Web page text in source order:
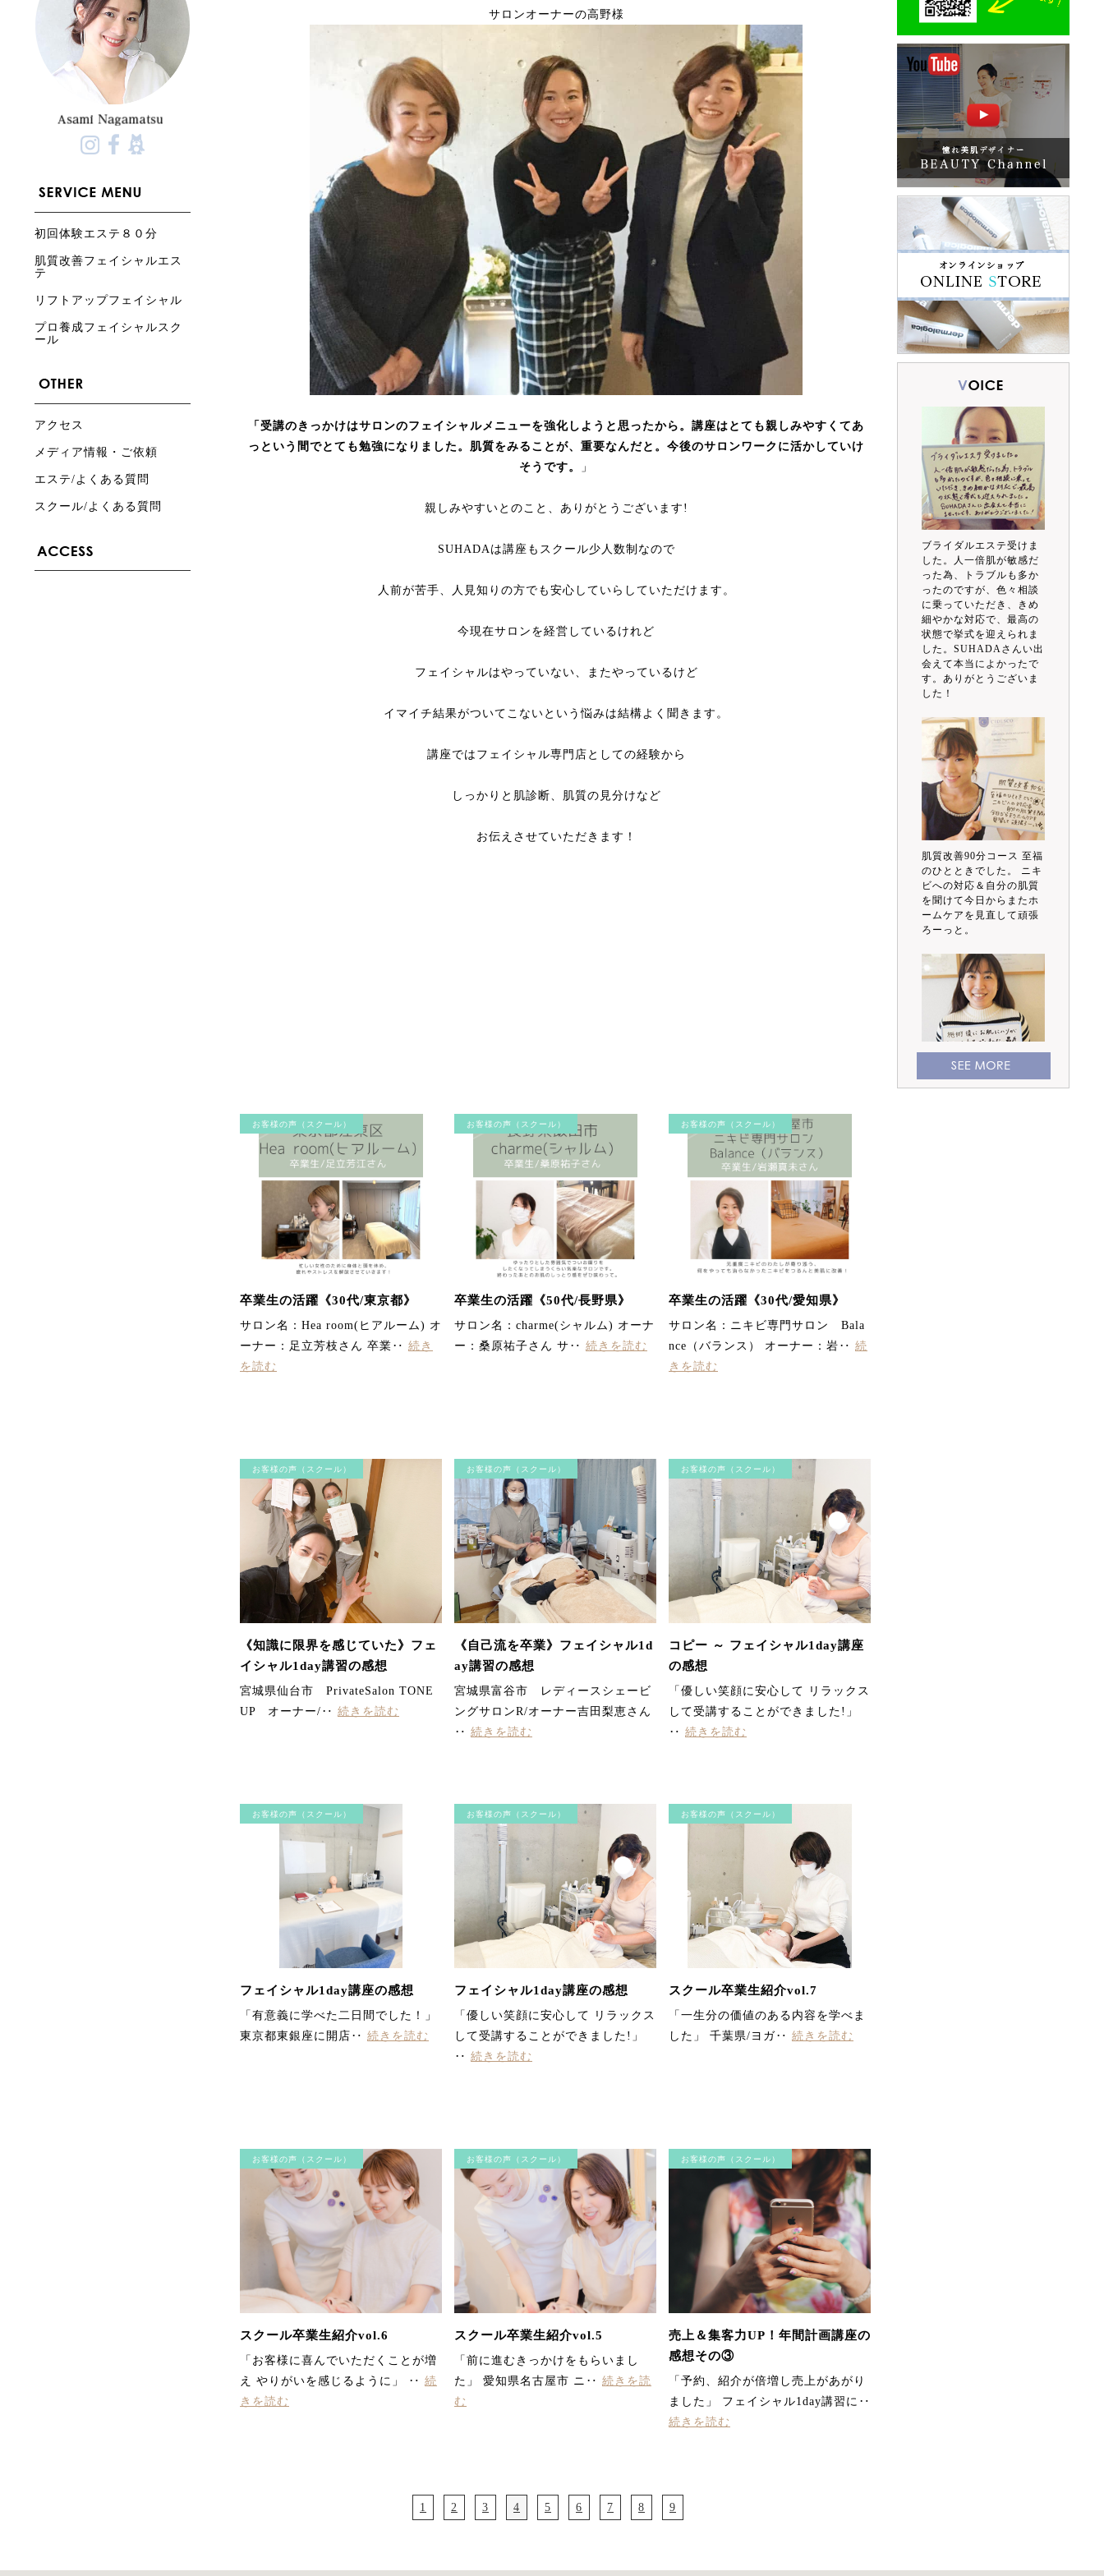
初回体験エステ８０分
肌質改善フェイシャルエス
テ
リフトアップフェイシャル
プロ養成フェイシャルスク
ール
アクセス
メディア情報・ご依頼
エステ/よくある質問
スクール/よくある質問
ブライダルエステ受けま
した。人一倍肌が敏感だ
った為、トラブルも多か
ったのですが、色々相談
に乗っていただき、きめ
細やかな対応で、最高の
状態で挙式を迎えられま
した。SUHADAさんい出
会えて本当によかったで
す。ありがとうございま
した！
肌質改善90分コース 至福
のひとときでした。 ニキ
ビへの対応＆自分の肌質
を聞けて今日からまたホ
ームケアを見直して頑張
ろーっと。
サロンオーナーの高野様
「受講のきっかけはサロンのフェイシャルメニューを強化しようと思ったから。講座はとても親しみやすくてあ
っという間でとても勉強になりました。肌質をみることが、重要なんだと。今後のサロンワークに活かしていけ
そうです。
」
親しみやすいとのこと、ありがとうございます!
SUHADAは講座もスクール少人数制なので
人前が苦手、人見知りの方でも安心していらしていただけます。
今現在サロンを経営しているけれど
フェイシャルはやっていない、またやっているけど
イマイチ結果がついてこないという悩みは結構よく聞きます。
講座ではフェイシャル専門店としての経験から
しっかりと肌診断、肌質の見分けなど
お伝えさせていただきます！
お客様の声（スクール）
卒業生の活躍《30代/東京都》
サロン名：Hea room(ヒアルーム) オ
ーナー：足立芳枝さん 卒業‥ 続き
を読む
お客様の声（スクール）
卒業生の活躍《50代/長野県》
サロン名：charme(シャルム) オーナ
ー：桑原祐子さん サ‥ 続きを読む
お客様の声（スクール）
卒業生の活躍《30代/愛知県》
サロン名：ニキビ専門サロン Bala
nce（バランス） オーナー：岩‥ 続
きを読む
お客様の声（スクール）
《知識に限界を感じていた》フェ
イシャル1day講習の感想
宮城県仙台市 PrivateSalon TONE
UP オーナー/‥ 続きを読む
お客様の声（スクール）
《自己流を卒業》フェイシャル1d
ay講習の感想
宮城県富谷市 レディースシェービ
ングサロンR/オーナー吉田梨恵さん
‥ 続きを読む
お客様の声（スクール）
コピー ～ フェイシャル1day講座
の感想
「優しい笑顔に安心して リラックス
して受講することができました!」
‥ 続きを読む
お客様の声（スクール）
フェイシャル1day講座の感想
「有意義に学べた二日間でした！」
東京都東銀座に開店‥ 続きを読む
お客様の声（スクール）
フェイシャル1day講座の感想
「優しい笑顔に安心して リラックス
して受講することができました!」
‥ 続きを読む
お客様の声（スクール）
スクール卒業生紹介vol.7
「一生分の価値のある内容を学べま
した」 千葉県/ヨガ‥ 続きを読む
お客様の声（スクール）
スクール卒業生紹介vol.6
「お客様に喜んでいただくことが増
え やりがいを感じるように」 ‥ 続
きを読む
お客様の声（スクール）
スクール卒業生紹介vol.5
「前に進むきっかけをもらいまし
た」 愛知県名古屋市 ニ‥ 続きを読
む
お客様の声（スクール）
売上＆集客力UP！年間計画講座の
感想その③
「予約、紹介が倍増し売上があがり
ました」 フェイシャル1day講習に‥
続きを読む
1 2 3 4 5 6 7 8 9